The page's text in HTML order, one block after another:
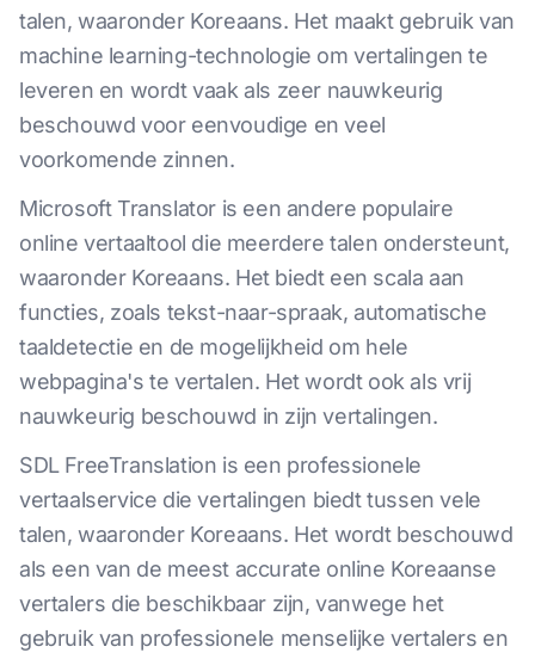
talen, waaronder Koreaans. Het maakt gebruik van
machine learning-technologie om vertalingen te
leveren en wordt vaak als zeer nauwkeurig
beschouwd voor eenvoudige en veel
voorkomende zinnen.
Microsoft Translator is een andere populaire
online vertaaltool die meerdere talen ondersteunt,
waaronder Koreaans. Het biedt een scala aan
functies, zoals tekst-naar-spraak, automatische
taaldetectie en de mogelijkheid om hele
webpagina's te vertalen. Het wordt ook als vrij
nauwkeurig beschouwd in zijn vertalingen.
SDL FreeTranslation is een professionele
vertaalservice die vertalingen biedt tussen vele
talen, waaronder Koreaans. Het wordt beschouwd
als een van de meest accurate online Koreaanse
vertalers die beschikbaar zijn, vanwege het
gebruik van professionele menselijke vertalers en